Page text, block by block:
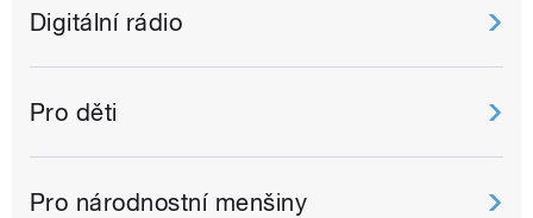
Digitální rádio
Pro děti
Pro národnostní menšiny